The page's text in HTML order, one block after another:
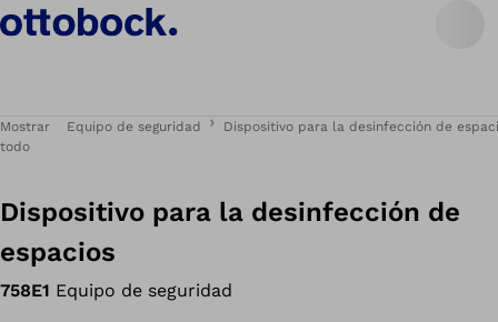
Mostrar
todo
Equipo de seguridad Dispositivo para la desinfección de
Dispositivo para la desinfección de
espacios
758E1 Equipo de seguridad